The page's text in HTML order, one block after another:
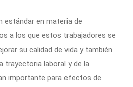
estándar en materia de
a los que estos trabajadores se
su calidad de vida y también
trayectoria laboral y de la
importante para efectos de